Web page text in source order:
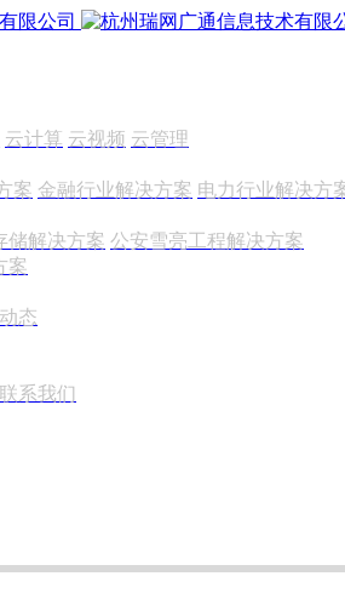
云计算 云视频 云管理
案 金融行业解决方案 电力行业解决方
储解决方案 公安雪亮工程解决方案
案
态
联系我们